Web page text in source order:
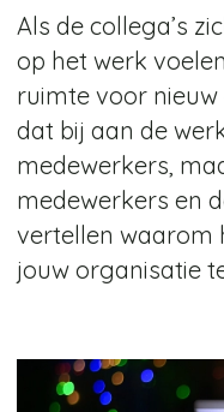
Als de collega’s
op het werk
ruimte voor
dat bij aan de
medewerkers,
medewerkers en
vertellen waarom
jouw organisatie